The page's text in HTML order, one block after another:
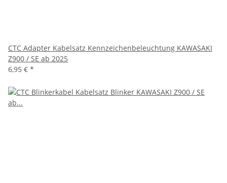
CTC Adapter Kabelsatz Kennzeichenbeleuchtung KAWASAKI
Z900 / SE ab 2025
6,95 € *